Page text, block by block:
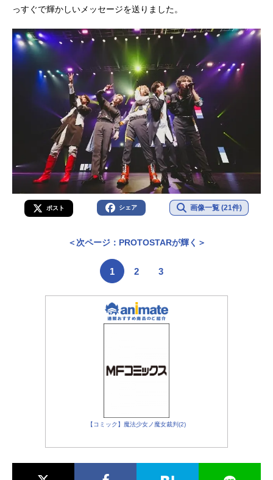
っすぐで輝かしいメッセージを送りました。
ポスト シェア 画像一覧 (21件)
＜次ページ：PROTOSTARが輝く＞
1 2 3
【コミック】魔法少女ノ魔女裁判(2)